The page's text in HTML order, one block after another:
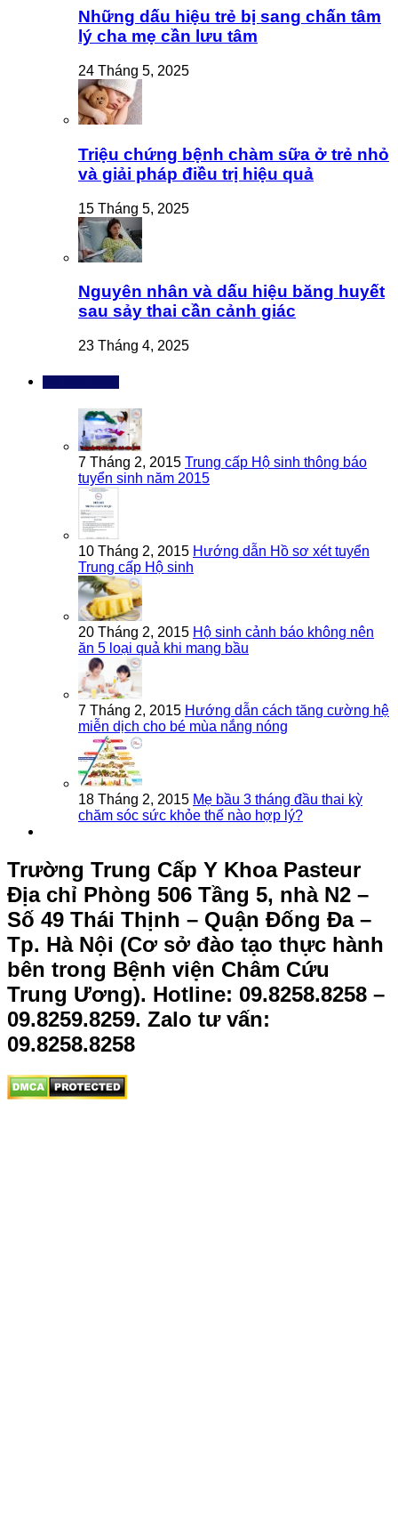
Những dấu hiệu trẻ bị sang chấn tâm
lý cha mẹ cần lưu tâm
24 Tháng 5, 2025
Triệu chứng bệnh chàm sữa ở trẻ nhỏ
và giải pháp điều trị hiệu quả
15 Tháng 5, 2025
Nguyên nhân và dấu hiệu băng huyết
sau sảy thai cần cảnh giác
23 Tháng 4, 2025
7 Tháng 2, 2015 Trung cấp Hộ sinh thông báo
tuyển sinh năm 2015
10 Tháng 2, 2015 Hướng dẫn Hồ sơ xét tuyển
Trung cấp Hộ sinh
20 Tháng 2, 2015 Hộ sinh cảnh báo không nên
ăn 5 loại quả khi mang bầu
7 Tháng 2, 2015 Hướng dẫn cách tăng cường hệ
miễn dịch cho bé mùa nắng nóng
18 Tháng 2, 2015 Mẹ bầu 3 tháng đầu thai kỳ
chăm sóc sức khỏe thế nào hợp lý?
Trường Trung Cấp Y Khoa Pasteur
Địa chỉ Phòng 506 Tầng 5, nhà N2 –
Số 49 Thái Thịnh – Quận Đống Đa –
Tp. Hà Nội (Cơ sở đào tạo thực hành
bên trong Bệnh viện Châm Cứu
Trung Ương). Hotline: 09.8258.8258 –
09.8259.8259. Zalo tư vấn:
09.8258.8258